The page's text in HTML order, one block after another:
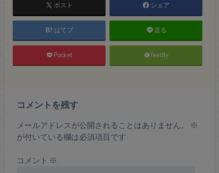
ポスト シェア
はてブ 送る
Pocket feedly
コメントを残す
メールアドレスが公開されることはありません。
※
が付いている欄は必須項目です
コメント ※